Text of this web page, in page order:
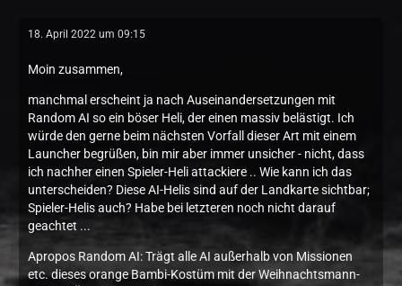
18. April 2022 um 09:15
Moin zusammen,
manchmal erscheint ja nach Auseinandersetzungen mit
Random AI so ein böser Heli, der einen massiv belästigt. Ich
würde den gerne beim nächsten Vorfall dieser Art mit einem
Launcher begrüßen, bin mir aber immer unsicher - nicht, dass
ich nachher einen Spieler-Heli attackiere .. Wie kann ich das
unterscheiden? Diese AI-Helis sind auf der Landkarte sichtbar;
Spieler-Helis auch? Habe bei letzteren noch nicht darauf
geachtet ...
Apropos Random AI: Trägt alle AI außerhalb von Missionen
etc. dieses orange Bambi-Kostüm mit der Weihnachtsmann-